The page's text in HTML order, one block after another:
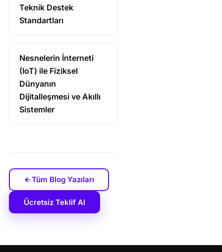
Teknik Destek
Standartları
Nesnelerin İnterneti
(IoT) ile Fiziksel
Dünyanın
Dijitalleşmesi ve Akıllı
Sistemler
Tüm Blog Yazıları
Ücretsiz Teklif Al